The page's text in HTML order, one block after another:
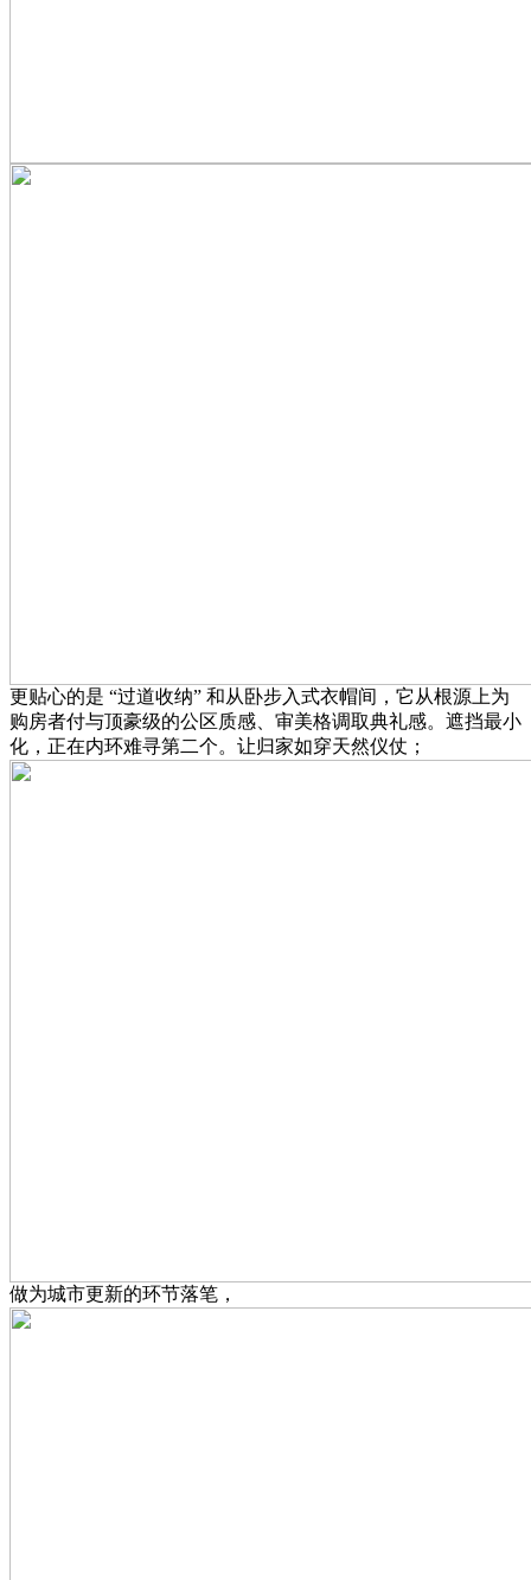
更贴心的是 “过道收纳” 和从卧步入式衣帽间，它从根源上为
购房者付与顶豪级的公区质感、审美格调取典礼感。遮挡最小
化，正在内环难寻第二个。让归家如穿天然仪仗；
做为城市更新的环节落笔，